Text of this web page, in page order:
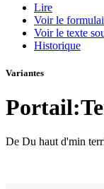
Lire
Voir le
Voir le texte
Historique
Variantes
De Du haut d'min